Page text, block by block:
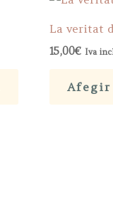
La veritat
15,00€ Iva